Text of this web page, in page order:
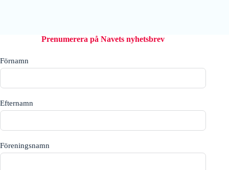
Prenumerera på Navets nyhetsbrev
Förnamn
Efternamn
Föreningsnamn